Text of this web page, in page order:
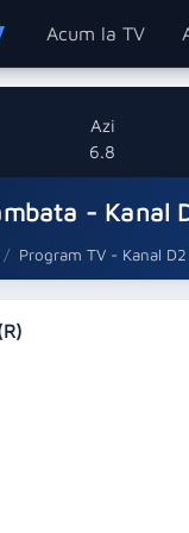
Acum la TV
Azi
6.8
- Kanal
Program TV - Kanal